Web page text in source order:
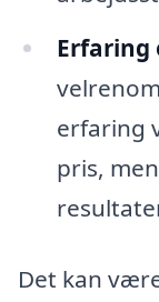
Erfaring
erfaring
pris,
Det kan